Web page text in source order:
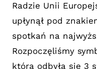
Radzie Unii
upłynął pod
spotkań na
Rozpoczęliśmy
która odbyła się 3